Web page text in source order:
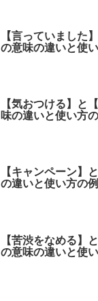
【言っていました
の意味の違いと使
【気おつける】と
味の違いと使い方
【キャンペーン】
の違いと使い方の
【苦渋をなめる】
の意味の違いと使